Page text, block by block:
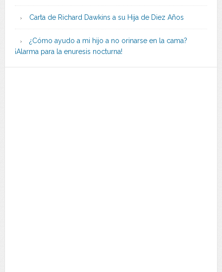
Carta de Richard Dawkins a su Hija de Diez Años
¿Cómo ayudo a mi hijo a no orinarse en la cama?
¡Alarma para la enuresis nocturna!